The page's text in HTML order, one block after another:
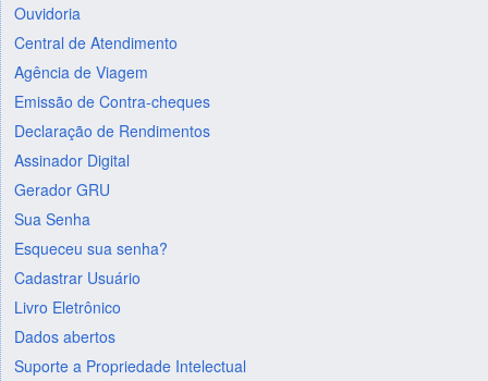
Ouvidoria
Central de Atendimento
Agência de Viagem
Emissão de Contra-cheques
Declaração de Rendimentos
Assinador Digital
Gerador GRU
Sua Senha
Esqueceu sua senha?
Cadastrar Usuário
Livro Eletrônico
Dados abertos
Suporte a Propriedade Intelectual